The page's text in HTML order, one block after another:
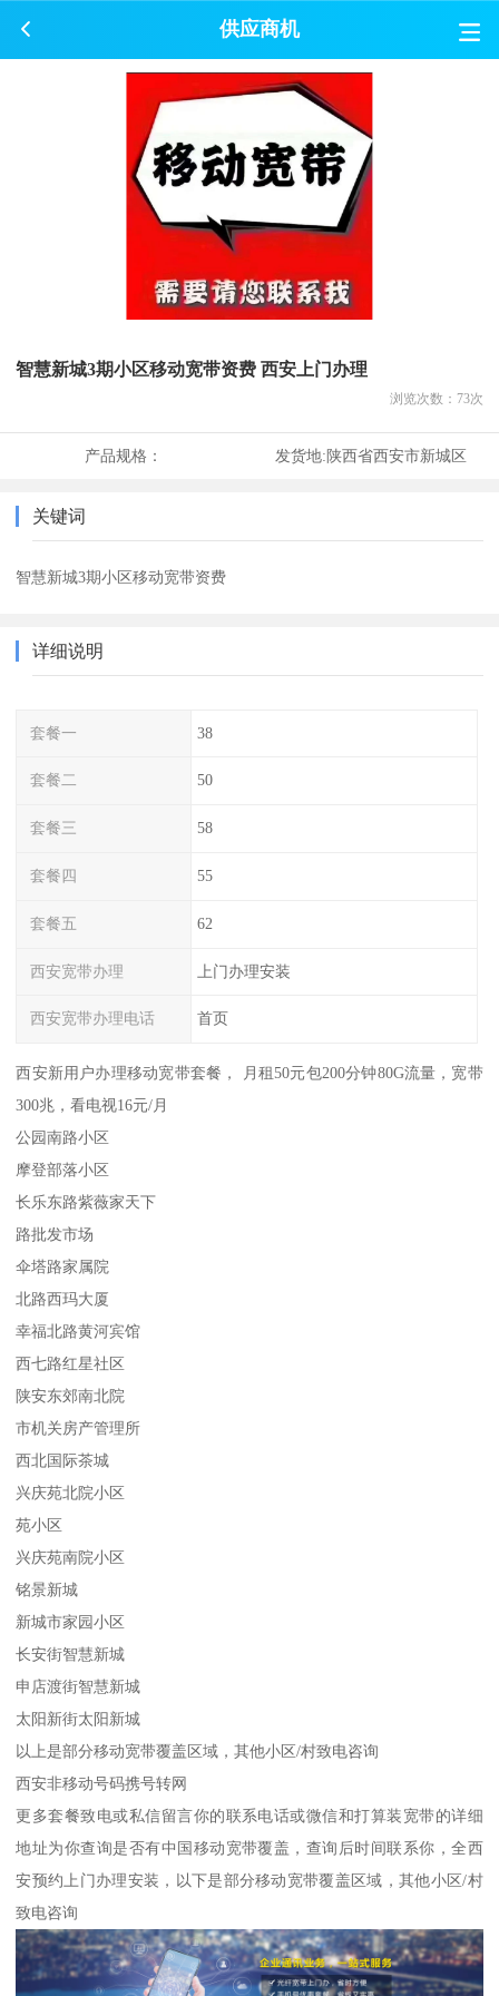
供应商机
智慧新城3期小区移动宽带资费 西安上门办理
浏览次数： 73次
产品规格： 发货地:陕西省西安市新城区
关键词
智慧新城3期小区移动宽带资费
详细说明
套餐一 38
套餐二 50
套餐三 58
套餐四 55
套餐五 62
西安宽带办理 上门办理安装
西安宽带办理电话 首页
西安新用户办理移动宽带套餐， 月租50元包200分钟80G流量，宽带
300兆，看电视16元/月
公园南路小区
摩登部落小区
长乐东路紫薇家天下
路批发市场
伞塔路家属院
北路西玛大厦
幸福北路黄河宾馆
西七路红星社区
陕安东郊南北院
市机关房产管理所
西北国际茶城
兴庆苑北院小区
苑小区
兴庆苑南院小区
铭景新城
新城市家园小区
长安街智慧新城
申店渡街智慧新城
太阳新街太阳新城
以上是部分移动宽带覆盖区域，其他小区/村致电咨询
西安非移动号码携号转网
更多套餐致电或私信留言你的联系电话或微信和打算装宽带的详细
地址为你查询是否有中国移动宽带覆盖，查询后时间联系你，全西
安预约上门办理安装，以下是部分移动宽带覆盖区域，其他小区/村
致电咨询